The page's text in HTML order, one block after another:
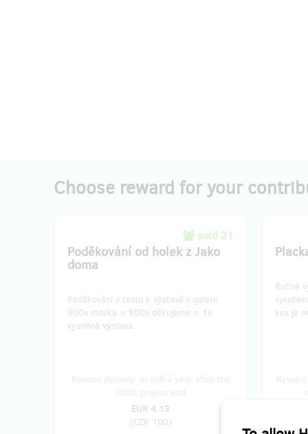
Choose reward for your
sold 21
Poděkování od holek z Jako
doma
Poděkování v textu k výstavě v galerii.
900x stovka = 900x děkujeme = 1x
vysněná výstava.
EUR 4.13
(CZK 100)
Ručně
kus je